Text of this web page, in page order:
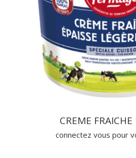
CREME
connectez vous pour